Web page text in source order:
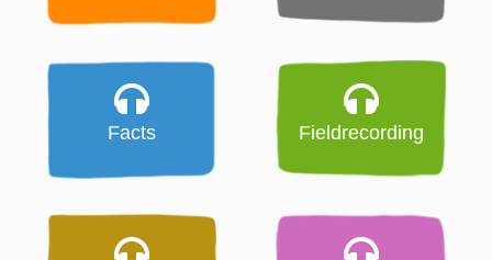
Facts Fieldrecording